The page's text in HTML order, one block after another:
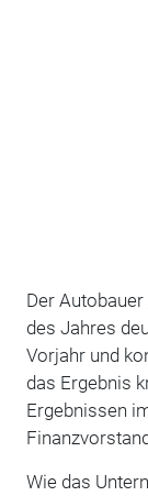
Der Autobauer
des Jahres
Vorjahr und
das Ergebnis
Ergebnissen
Wie das